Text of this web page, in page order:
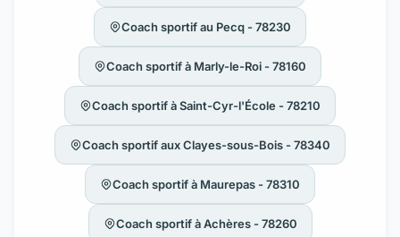
Coach sportif au Pecq - 78230
Coach sportif à Marly-le-Roi - 78160
Coach sportif à Saint-Cyr-l'École - 78210
Coach sportif aux Clayes-sous-Bois - 78340
Coach sportif à Maurepas - 78310
Coach sportif à Achères - 78260